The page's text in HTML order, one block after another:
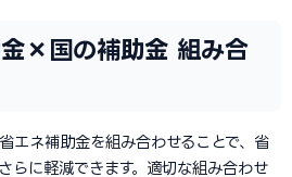
×国の補助金 組み合
エネ補助金を組み合わせることで、省
らに軽減できます。適切な組み合わせ